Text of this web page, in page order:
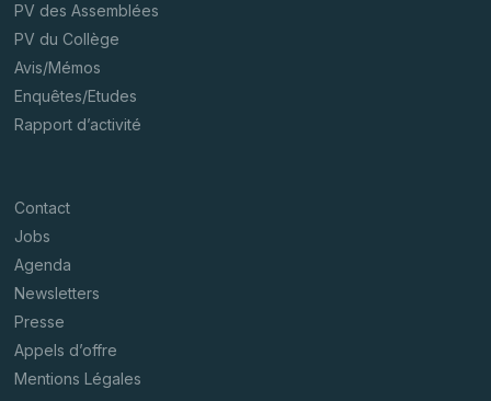
PV des Assemblées
PV du Collège
Avis/Mémos
Enquêtes/Etudes
Rapport d’activité
Contact
Jobs
Agenda
Newsletters
Presse
Appels d’offre
Mentions Légales